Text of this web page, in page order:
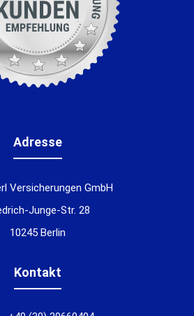
Adresse
Versicherungen GmbH
Junge-Str. 28
10245 Berlin
Kontakt